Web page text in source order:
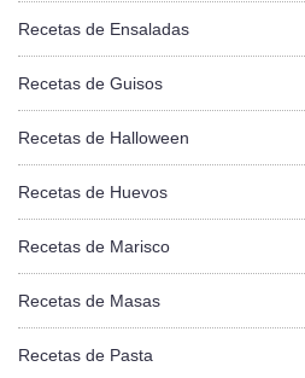
Recetas de Ensaladas
Recetas de Guisos
Recetas de Halloween
Recetas de Huevos
Recetas de Marisco
Recetas de Masas
Recetas de Pasta